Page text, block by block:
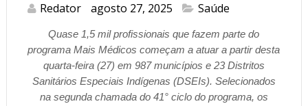
Redator agosto 27, 2025 Saúde
Quase 1,5 mil profissionais que fazem parte do
programa Mais Médicos começam a atuar a partir desta
quarta-feira (27) em 987 municípios e 23 Distritos
Sanitários Especiais Indígenas (DSEIs). Selecionados
na segunda chamada do 41° ciclo do programa, os